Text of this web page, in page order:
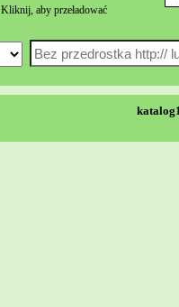
Kliknij, aby przeładować